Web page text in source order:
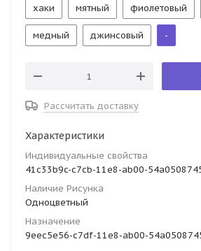
хаки мятный фиолетовый
медный джинсовый -
Рассчитать доставку
Характеристики
Индивидуальные свойства
41c33b9c-c7cb-11e8-ab00-
Наличие Рисунка
Одноцветный
Назначение
9eec5e56-c7df-11e8-ab00-